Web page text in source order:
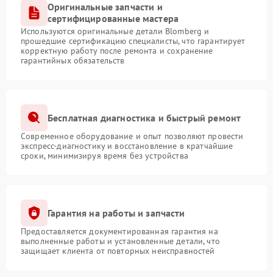
Оригинальные запчасти и
сертифицированные мастера
Используются оригинальные детали Blomberg и
прошедшие сертификацию специалисты, что гарантирует
корректную работу после ремонта и сохранение
гарантийных обязательств
Бесплатная диагностика и быстрый ремонт
Современное оборудование и опыт позволяют провести
экспресс-диагностику и восстановление в кратчайшие
сроки, минимизируя время без устройства
Гарантия на работы и запчасти
Предоставляется документированная гарантия на
выполненные работы и установленные детали, что
защищает клиента от повторных неисправностей